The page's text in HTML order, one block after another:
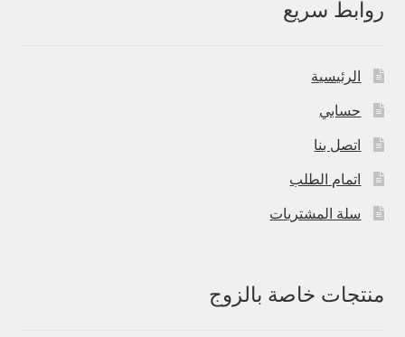
روابط سريع
الرئيسية
حسابي
اتصل بنا
اتمام الطلب
سلة المشتريات
منتجات خاصة بالزوج